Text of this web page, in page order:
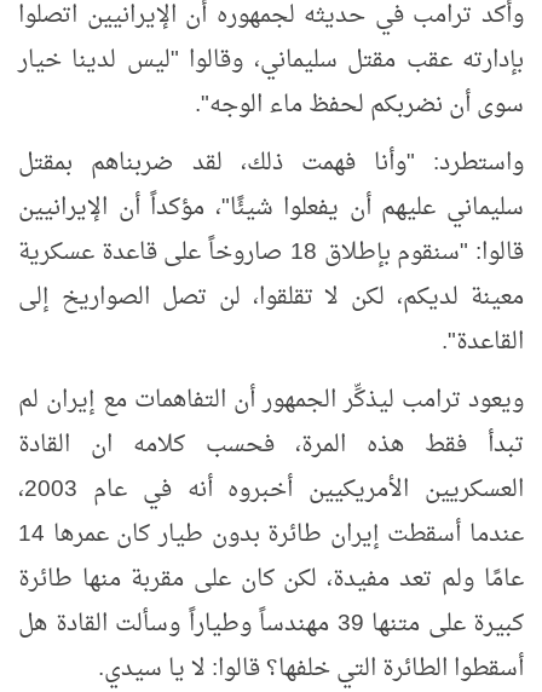
وأكد ترامب في حديثه لجمهوره أن الإيرانيين اتصلوا
بإدارته عقب مقتل سليماني، وقالوا "ليس لدينا خيار
سوى أن نضربكم لحفظ ماء الوجه".
واستطرد: "وأنا فهمت ذلك، لقد ضربناهم بمقتل
سليماني عليهم أن يفعلوا شيئًا"، مؤكداً أن الإيرانيين
قالوا: "سنقوم بإطلاق 18 صاروخاً على قاعدة عسكرية
معينة لديكم، لكن لا تقلقوا، لن تصل الصواريخ إلى
القاعدة".
ويعود ترامب ليذكِّر الجمهور أن التفاهمات مع إيران لم
تبدأ فقط هذه المرة، فحسب كلامه ان القادة
العسكريين الأمريكيين أخبروه أنه في عام 2003،
عندما أسقطت إيران طائرة بدون طيار كان عمرها 14
عامًا ولم تعد مفيدة، لكن كان على مقربة منها طائرة
كبيرة على متنها 39 مهندساً وطياراً وسألت القادة هل
أسقطوا الطائرة التي خلفها؟ قالوا: لا يا سيدي.